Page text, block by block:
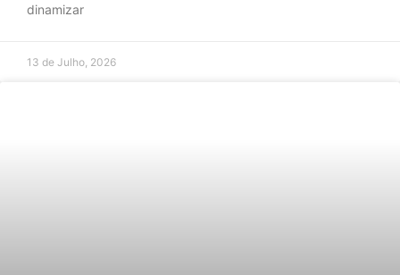
dinamizar
13 de Julho, 2026